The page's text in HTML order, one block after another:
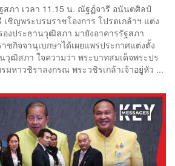
สภา เวลา​ 11.15 น.​ ณัฐฏ์จารี อนันตศิลป์
ชิญพระบรมราชโองการ โปรดเกล้าฯ แต่ง
งประธานวุฒิสภา มายังอาคารรัฐสภา
ชกิจจานุเบกษาได้เผยแพร่ประกาศแต่งตั้ง
วุฒิสภา ใจความว่า พระบาทสมเด็จพระปร
มหาวชิราลงกรณ พระวชิรเกล้าเจ้าอยู่หัว ...